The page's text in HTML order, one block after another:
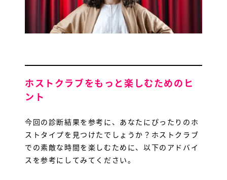
ホストクラブをもっと楽しむためのヒ
ント
今回の診断結果を参考に、あなたにぴったりのホ
ストタイプを見つけたでしょうか？ホストクラブ
での素敵な時間を楽しむために、以下のアドバイ
スを参考にしてみてください。